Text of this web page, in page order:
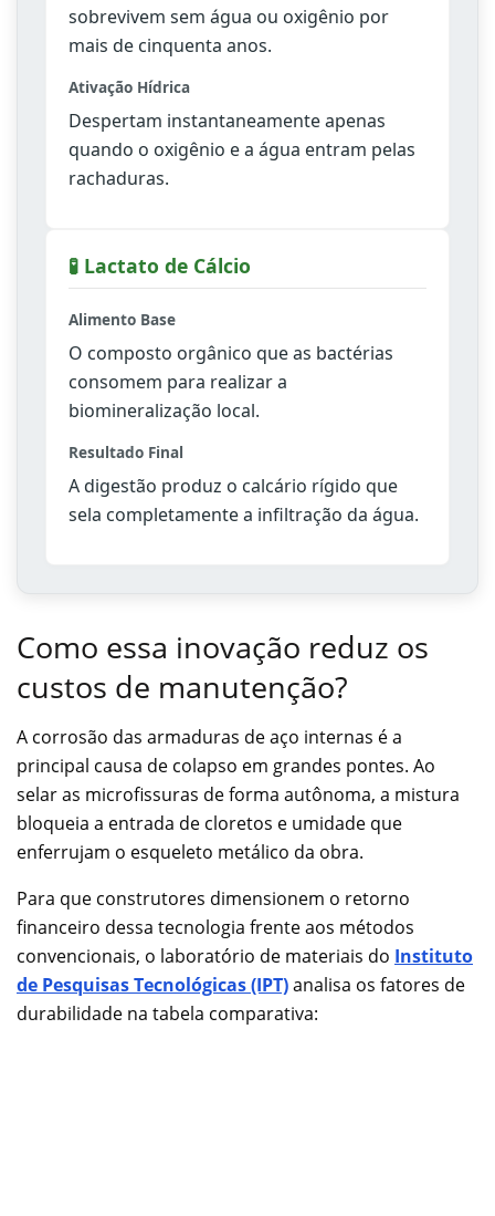
sobrevivem sem água ou oxigênio por
mais de cinquenta anos.
Ativação Hídrica
Despertam instantaneamente apenas
quando o oxigênio e a água entram pelas
rachaduras.
🧪 Lactato de Cálcio
Alimento Base
O composto orgânico que as bactérias
consomem para realizar a
biomineralização local.
Resultado Final
A digestão produz o calcário rígido que
sela completamente a infiltração da água.
Como essa inovação reduz os
custos de manutenção?
A corrosão das armaduras de aço internas é a
principal causa de colapso em grandes pontes. Ao
selar as microfissuras de forma autônoma, a mistura
bloqueia a entrada de cloretos e umidade que
enferrujam o esqueleto metálico da obra.
Para que construtores dimensionem o retorno
financeiro dessa tecnologia frente aos métodos
convencionais, o laboratório de materiais do Instituto
de Pesquisas Tecnológicas (IPT)analisa os fatores de
durabilidade na tabela comparativa: